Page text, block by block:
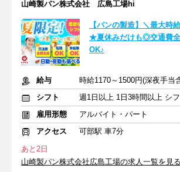
山崎製パン株式会社 広島工場hi
【パンの製造】＼最大時
★夏休みだけも◎交通費全
OK♪
給与
シフト
雇用形態
アルバイト・パート
アクセス
可部駅 車7分
あと2日
山崎製パン株式会社広島工場の求人一覧を見る